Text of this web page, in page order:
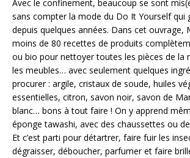
Avec le confinement, beaucoup se sont
sans compter la mode du Do It Yourself qui
depuis quelques années. Dans cet ouvrage,
moins de 80 recettes de produits
ou bio pour nettoyer toutes les pièces de la
les meubles… avec seulement quelques
procurer : argile, cristaux de soude, huiles
essentielles, citron, savon noir, savon de
blanc… bons à tout faire ! On y apprend
éponge tawashi, avec des chaussettes ou
Et c’est parti pour détartrer, faire fuir les
dégraisser, déboucher, parfumer et faire